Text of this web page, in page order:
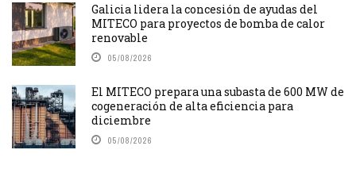
Galicia lidera la concesión de ayudas del
MITECO para proyectos de bomba de calor
renovable
05/08/2026
El MITECO prepara una subasta de 600 MW de
cogeneración de alta eficiencia para
diciembre
05/08/2026